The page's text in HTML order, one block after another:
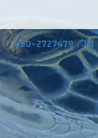
טל': 050-2727479